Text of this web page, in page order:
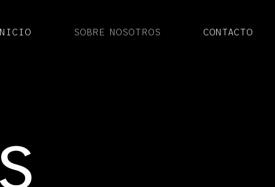
SOBRE NOSOTROS CONTACTO